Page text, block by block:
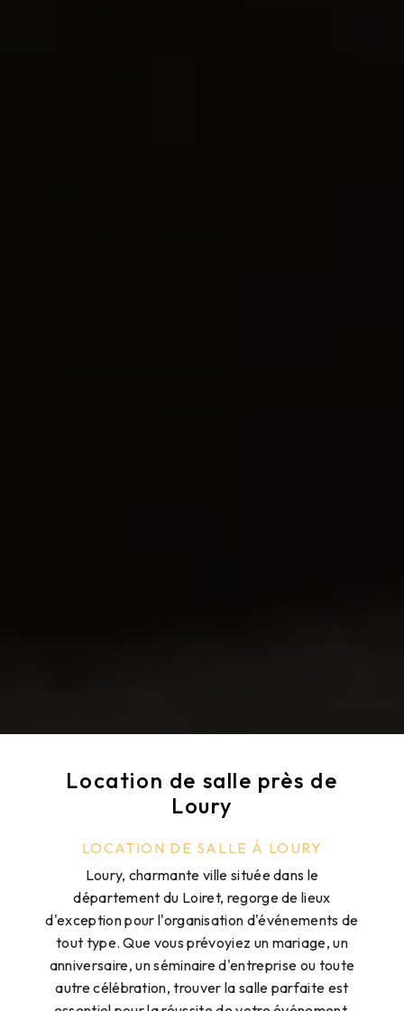
Location de salle près de
Loury
LOCATION DE SALLE À LOURY
Loury, charmante ville située dans le
département du Loiret, regorge de lieux
d'exception pour l'organisation d'événements de
tout type. Que vous prévoyiez un mariage, un
anniversaire, un séminaire d'entreprise ou toute
autre célébration, trouver la salle parfaite est